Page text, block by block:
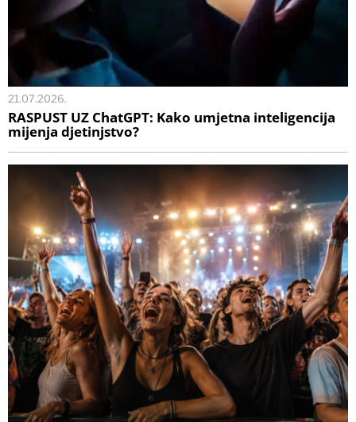
21.07.2026.
RASPUST UZ ChatGPT: Kako umjetna inteligencija
mijenja djetinjstvo?